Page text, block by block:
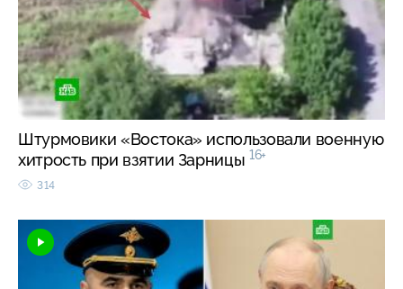
Штурмовики «Востока» использовали военную
хитрость при взятии Зарницы 16+
314